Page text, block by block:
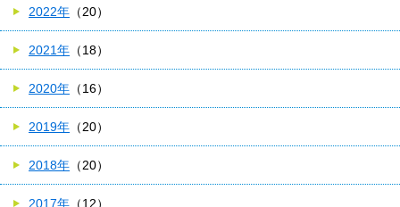
2022年 （20）
2021年 （18）
2020年 （16）
2019年 （20）
2018年 （20）
2017年 （12）